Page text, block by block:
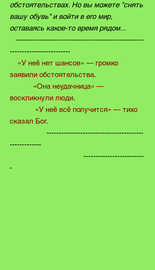
обстоятельствах. Но вы можете "снять
вашу обувь" и войти в его мир,
оставаясь какое-то время рядом...
-----------------------------------------------------
-------------------------
«У неё нет шансов» — громко
заявили обстоятельства.
«Она неудачница» —
воскликнули люди.
«У неё всё получится» — тихо
сказал Бог.
----------------------------------------
-------------
-------------------------
-